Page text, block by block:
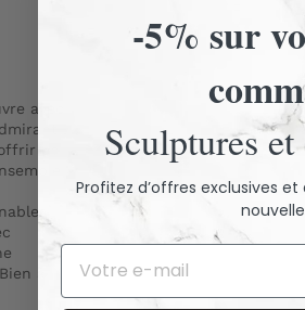
en
à
-5% sur
Sculptures
Profitez d’offres exclusives